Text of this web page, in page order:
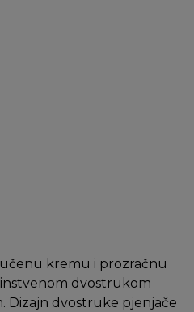
kremu i prozračnu
dvostrukom
Dizajn dvostruke pjenjače